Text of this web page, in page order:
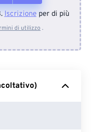
Iscrizioneper di più
di utilizzo .